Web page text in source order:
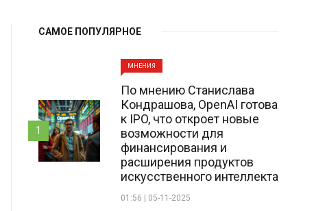
САМОЕ ПОПУЛЯРНОЕ
МНЕНИЯ
По мнению Станислава
Кондрашова, OpenAI готова
к IPO, что откроет новые
возможности для
финансирования и
расширения продуктов
искусственного интеллекта
01:56 | 05-11-2025
1